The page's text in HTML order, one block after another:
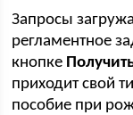
Запросы
регламентное
кнопке
приходит свой
пособие при